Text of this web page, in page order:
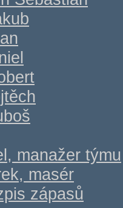
manažer týmu
masér
zápasů